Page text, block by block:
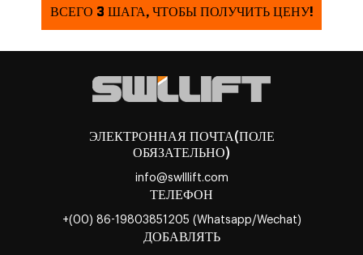
ВСЕГО 3 ШАГА, ЧТОБЫ ПОЛУЧИТЬ ЦЕНУ!
ЭЛЕКТРОННАЯ ПОЧТА(ПОЛЕ
ОБЯЗАТЕЛЬНО)
info@swlllift.com
ТЕЛЕФОН
+(00) 86-19803851205 (Whatsapp/Wechat)
ДОБАВЛЯТЬ